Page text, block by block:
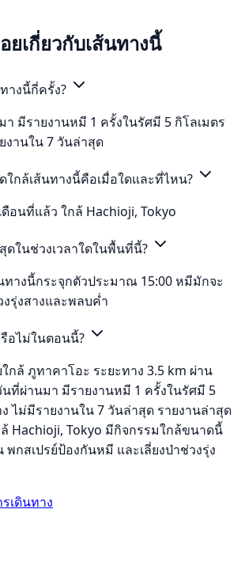
เกี่ยวกับเส้นทางนี้
างนี้กี่ครั้ง?
มีรายงานหมี 1 ครั้งในรัศมี 5 กิโลเมตร
งานใน 7 วันล่าสุด
ใกล้เส้นทางนี้คือเมื่อใดและที่ไหน?
อนที่แล้ว ใกล้ Hachioji, Tokyo
ในช่วงเวลาใดในพื้นที่นี้?
ทางนี้กระจุกตัวประมาณ 15:00 หมีมักจะ
รุ่งสางและพลบค่ำ
อไม่ในตอนนี้?
กล้ ภูทาคาโอะ ระยะทาง 3.5 km ผ่าน
นที่ผ่านมา มีรายงานหมี 1 ครั้งในรัศมี 5
ไม่มีรายงานใน 7 วันล่าสุด รายงานล่าสุด
Hachioji, Tokyo มีกิจกรรมใกล้ขนาดนี้
พกสเปรย์ป้องกันหมี และเลี่ยงป่าช่วงรุ่ง
เดินทาง